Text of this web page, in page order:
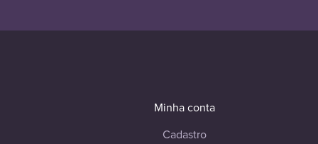
Minha conta
Cadastro